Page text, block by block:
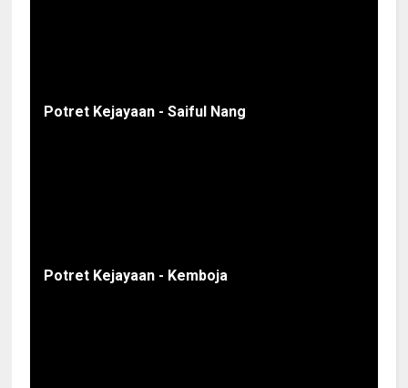
Potret Kejayaan - Saiful Nang
Potret Kejayaan - Kemboja